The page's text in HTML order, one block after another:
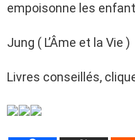
empoisonne les
Jung ( L’Âme et la Vie )
Livres conseillés,